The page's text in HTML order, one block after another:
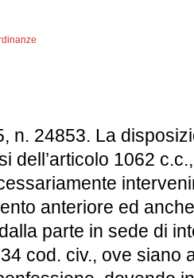
24853. La
1062
anteriore ed
parte in sede di
cod. civ., ove siano